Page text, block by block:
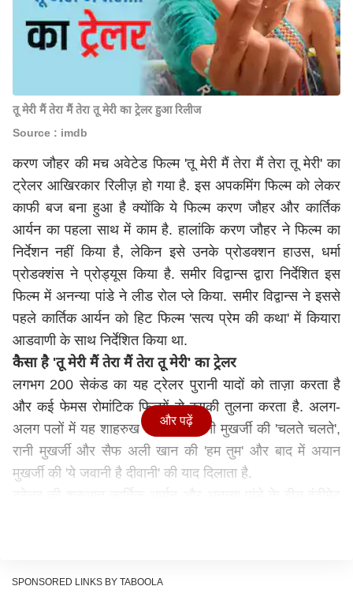
तू मेरी मैं तेरा मैं तेरा तू मेरी का ट्रेलर हुआ रिलीज
Source : imdb
करण जौहर की मच अवेटेड फिल्म 'तू मेरी मैं तेरा मैं तेरा तू मेरी' का
ट्रेलर आखिरकार रिलीज़ हो गया है. इस अपकमिंग फिल्म को लेकर
काफी बज बना हुआ है क्योंकि ये फिल्म करण जौहर और कार्तिक
आर्यन का पहला साथ में काम है. हालांकि करण जौहर ने फिल्म का
निर्देशन नहीं किया है, लेकिन इसे उनके प्रोडक्शन हाउस, धर्मा
प्रोडक्शंस ने प्रोड्यूस किया है. समीर विद्वान्स द्वारा निर्देशित इस
फिल्म में अनन्या पांडे ने लीड रोल प्ले किया. समीर विद्वान्स ने इससे
पहले कार्तिक आर्यन को हिट फिल्म 'सत्य प्रेम की कथा' में कियारा
आडवाणी के साथ निर्देशित किया था.
कैसा है 'तू मेरी मैं तेरा मैं तेरा तू मेरी' का ट्रेलर
लगभग 200 सेकंड का यह ट्रेलर पुरानी यादों को ताज़ा करता है
और कई फेमस रोमांटिक फिल्मों से इसकी तुलना करता है. अलग-
अलग पलों में यहशाहरुख खानऔर रानी मुखर्जी की 'चलते चलते',
रानी मुखर्जी और सैफ अली खान की 'हम तुम' और बाद में अयान
मुखर्जी की 'ये जवानी है दीवानी' की याद दिलाता है.
के बारे में सोचो', कुछ कहते हैं पास्ट के हिसाब से चलो', मैं मानता ​हूं..
और पढ़ें
SPONSORED LINKS BY TABOOLA